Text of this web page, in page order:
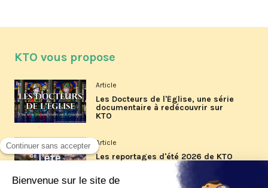
KTO vous propose
Article
Les Docteurs de l'Église, une série
documentaire à redécouvrir sur
KTO
Article
Les reportages d'été 2026 de KTO